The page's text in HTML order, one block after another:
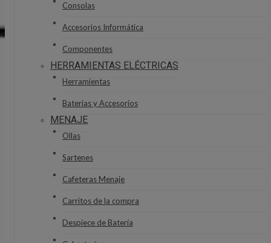
Consolas
Accesorios Informática
Componentes
HERRAMIENTAS ELÉCTRICAS
Herramientas
Baterias y Accesorios
MENAJE
Ollas
Sartenes
Cafeteras Menaje
Carritos de la compra
Despiece de Batería